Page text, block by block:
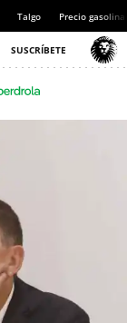
Talgo Precio gasolina